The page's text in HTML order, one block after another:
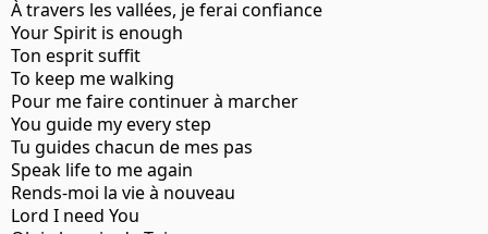
À travers les vallées, je ferai confiance
Your Spirit is enough
Ton esprit suffit
To keep me walking
Pour me faire continuer à marcher
You guide my every step
Tu guides chacun de mes pas
Speak life to me again
Rends-moi la vie à nouveau
Lord I need You